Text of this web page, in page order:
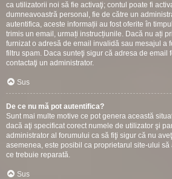
ca utilizatorii noi să fie activaţi; contul poate fi
dumneavoastră personal, fie de către un
autentifica, aceste informații au fost oferite în
trimis un email, urmați instrucțiunile. Dacă nu ați
furnizat o adresă de email invalidă sau mesajul a
filtru spam. Daca sunteţi sigur că adresa de email
contactaţi un administrator.
Sus
De ce nu mă pot autentifica?
Sunt mai multe motive ce pot genera această
dacă aţi specificat corect numele de utilizator şi
administrator al forumului ca să fiţi sigur că nu
asemenea, este posibil ca proprietarul site-ului
ce trebuie reparată.
Sus